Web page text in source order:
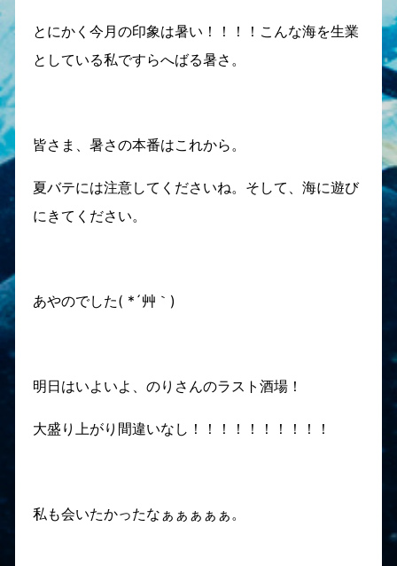
とにかく今月の印象は暑い！！！！こんな海を生業
としている私ですらへばる暑さ。
皆さま、暑さの本番はこれから。
夏バテには注意してくださいね。そして、海に遊び
にきてください。
あやのでした( *´艸｀)
明日はいよいよ、のりさんのラスト酒場！
大盛り上がり間違いなし！！！！！！！！！！
私も会いたかったなぁぁぁぁぁ。